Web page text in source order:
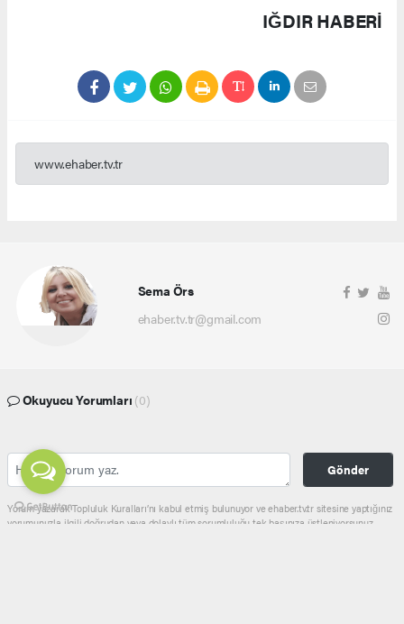
IĞDIR HABERİ
www.ehaber.tv.tr
Sema Örs
ehaber.tv.tr@gmail.com
Okuyucu Yorumları (0)
Gönder
Yorum yazarak Topluluk Kuralları’nı kabul etmiş bulunuyor ve ehaber.tv.tr sitesine yaptığınız
yorumunuzla ilgili doğrudan veya dolaylı tüm sorumluluğu tek başınıza üstleniyorsunuz.